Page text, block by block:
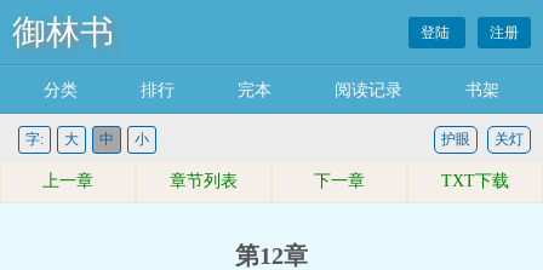
御林书 登陆 注册
分类 排行 完本 阅读记录 书架
字: 大 中 小 关灯
护眼
上一章 章节列表 下一章 TXT下载
第12章